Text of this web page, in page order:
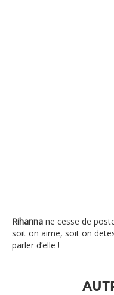
Rihanna ne cesse de
soit on aime, soit on
parler d’elle !